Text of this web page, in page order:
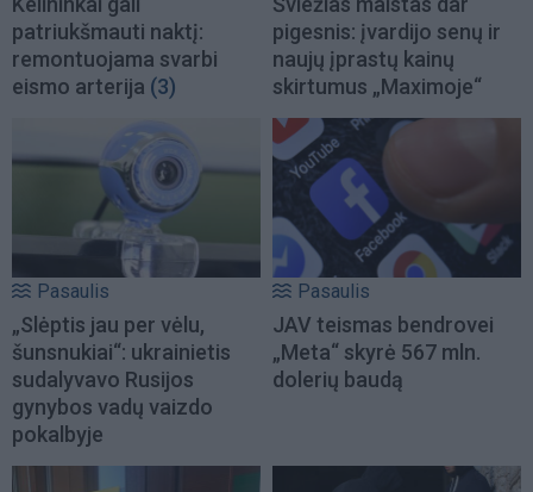
patriukšmauti naktį:
remontuojama svarbi
eismo arterija (3)
pigesnis: įvardijo senų ir
naujų įprastų kainų
skirtumus „Maximoje“
Pasaulis
„Slėptis jau per vėlu,
šunsnukiai“: ukrainietis
sudalyvavo Rusijos
gynybos vadų vaizdo
pokalbyje
Pasaulis
JAV teismas bendrovei
„Meta“ skyrė 567 mln.
dolerių baudą